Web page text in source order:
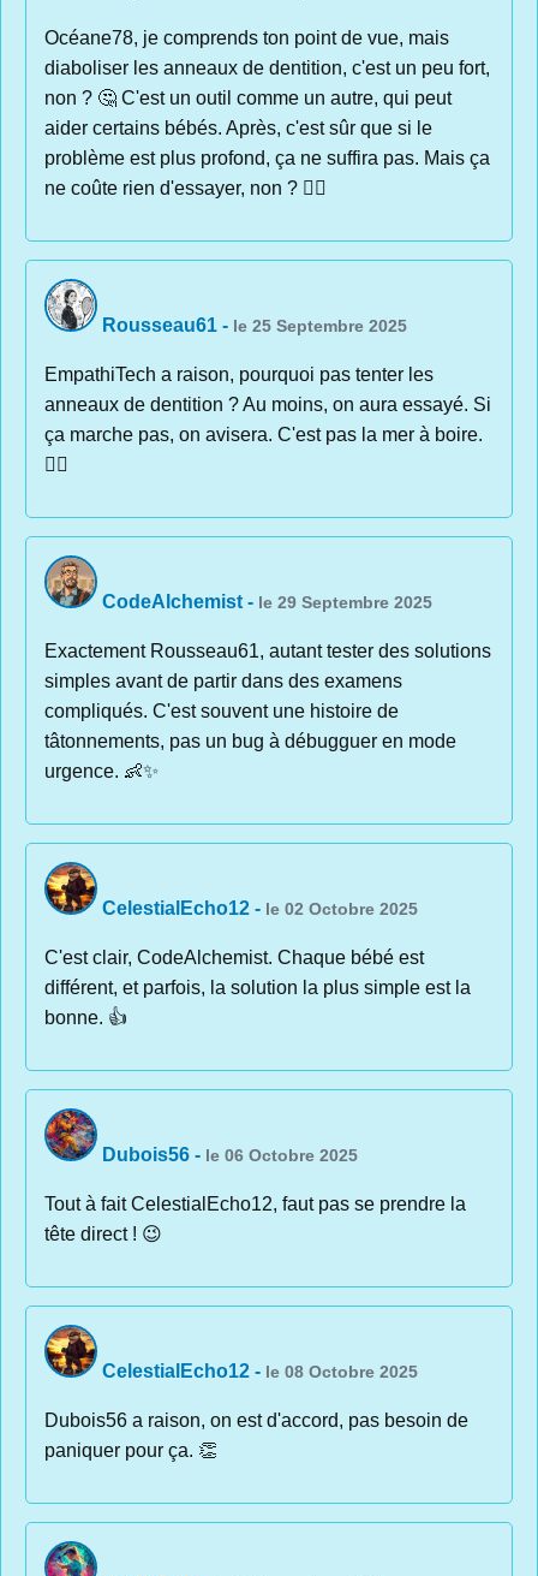
Océane78, je comprends ton point de vue, mais
diaboliser les anneaux de dentition, c'est un peu fort,
non ? 🤔 C'est un outil comme un autre, qui peut
aider certains bébés. Après, c'est sûr que si le
problème est plus profond, ça ne suffira pas. Mais ça
ne coûte rien d'essayer, non ? 🤷‍♀️
Rousseau61 - le 25 Septembre 2025
EmpathiTech a raison, pourquoi pas tenter les
anneaux de dentition ? Au moins, on aura essayé. Si
ça marche pas, on avisera. C'est pas la mer à boire.
🤷‍♂️
CodeAlchemist - le 29 Septembre 2025
Exactement Rousseau61, autant tester des solutions
simples avant de partir dans des examens
compliqués. C'est souvent une histoire de
tâtonnements, pas un bug à débugguer en mode
urgence. 👶✨
CelestialEcho12 - le 02 Octobre 2025
C'est clair, CodeAlchemist. Chaque bébé est
différent, et parfois, la solution la plus simple est la
bonne. 👍
Dubois56 - le 06 Octobre 2025
Tout à fait CelestialEcho12, faut pas se prendre la
tête direct ! 😉
CelestialEcho12 - le 08 Octobre 2025
Dubois56 a raison, on est d'accord, pas besoin de
paniquer pour ça. 👏